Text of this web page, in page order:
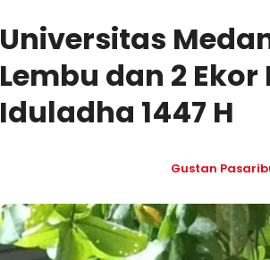
Universitas
Lembu dan 2
Iduladha 1447 H
Gustan